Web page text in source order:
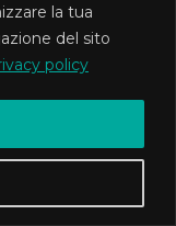
la tua
del sito
policy